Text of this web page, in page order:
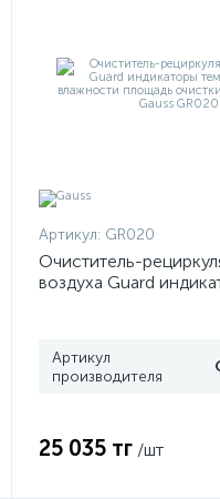
Артикул: GR020
Очиститель-
воздуха Guard
Артикул
производителя
25 035 тг /шт